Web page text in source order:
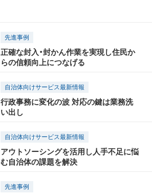
先進事例
正確な封入・封かん作業を実現し住民か
らの信頼向上につなげる
自治体向けサービス最新情報
行政事務に変化の波 対応の鍵は業務洗
い出し
自治体向けサービス最新情報
アウトソーシングを活用し人手不足に悩
む自治体の課題を解決
先進事例